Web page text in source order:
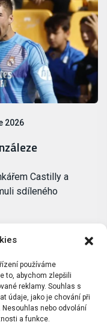
používáme
to, abychom zlepšili
reklamy. Souhlas s
údaje, jako je chování při
nebo odvolání
a funkce.
2026
Castilly a
sdíleného